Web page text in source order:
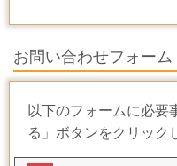
お問い合わせフォーム
以下のフォームに必要
る」ボタンをクリック